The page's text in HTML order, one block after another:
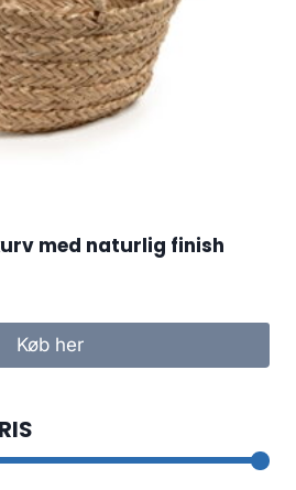
med naturlig finish
Køb her